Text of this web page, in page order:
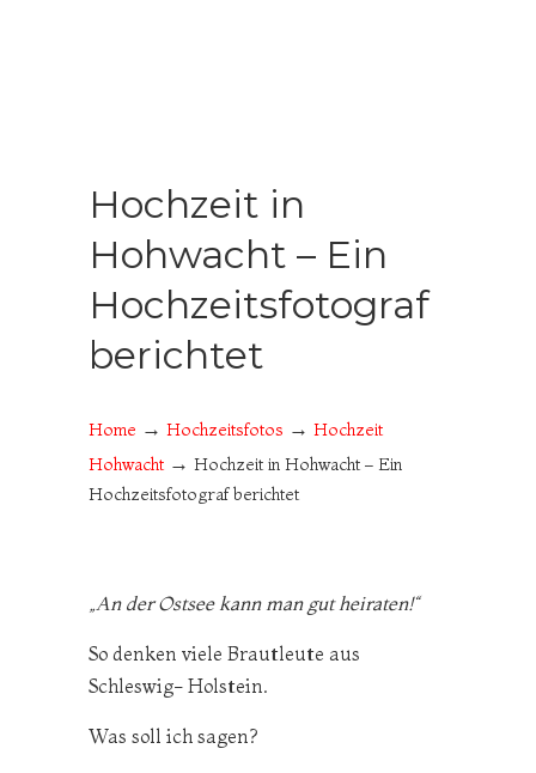
Hochzeit in
Hohwacht – Ein
Hochzeitsfotograf
berichtet
Home → Hochzeitsfotos → Hochzeit
Hohwacht → Hochzeit in Hohwacht – Ein
Hochzeitsfotograf berichtet
„An der Ostsee kann man gut heiraten!“
So denken viele Brautleute aus
Schleswig- Holstein.
Was soll ich sagen?